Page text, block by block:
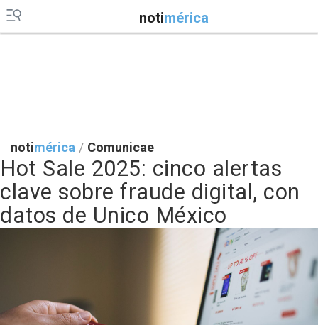
notimérica
notimérica/ Comunicae
Hot Sale 2025: cinco alertas
clave sobre fraude digital, con
datos de Unico México